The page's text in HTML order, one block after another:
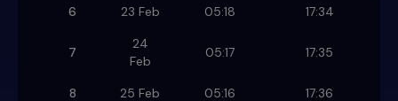
6
23 Feb 05:18 17:34
7
24
Feb
05:17 17:35
8 25 Feb 05:16
17:36